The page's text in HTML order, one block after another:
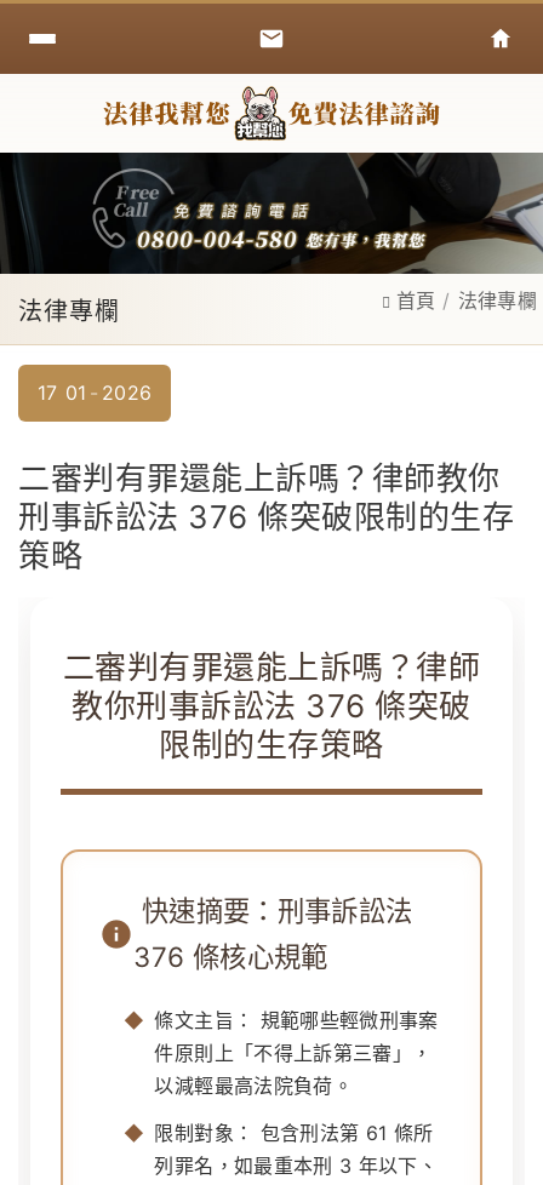
法律專欄 首頁 法律專欄
17 01 2026
二審判有罪還能上訴嗎？律師教你
刑事訴訟法 376 條突破限制的生存
策略
二審判有罪還能上訴嗎？律師
教你刑事訴訟法 376 條突破
限制的生存策略
快速摘要：刑事訴訟法
376 條核心規範
條文主旨：
規範哪些輕微刑事案
件原則上「不得上訴第三審」，
以減輕最高法院負荷。
限制對象：
包含刑法第 61 條所
列罪名，如最重本刑 3 年以下、